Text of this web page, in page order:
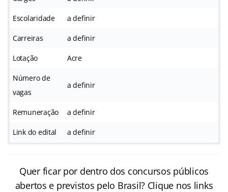
Escolaridade a definir
Carreiras a definir
Lotação Acre
Número de
vagas
a definir
Remuneração a definir
Link do edital a definir
Quer ficar por dentro dos concursos públicos
abertos e previstos pelo Brasil? Clique nos links